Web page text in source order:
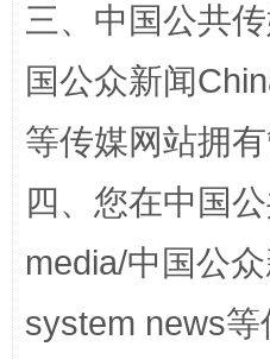
三、中国公共
国公众新闻
等传媒网站拥
四、您在中国
media/中国公
system news